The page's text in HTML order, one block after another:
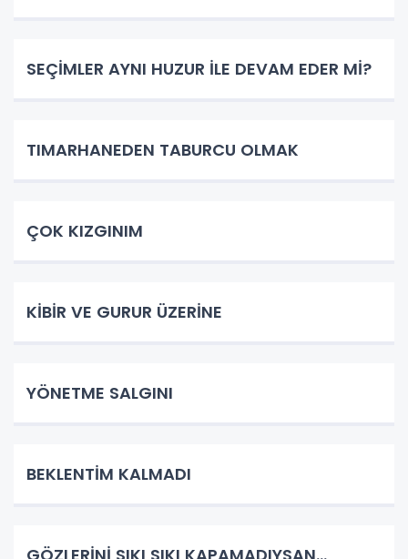
SEÇİMLER AYNI HUZUR İLE DEVAM EDER Mİ?
TIMARHANEDEN TABURCU OLMAK
ÇOK KIZGINIM
KİBİR VE GURUR ÜZERİNE
YÖNETME SALGINI
BEKLENTİM KALMADI